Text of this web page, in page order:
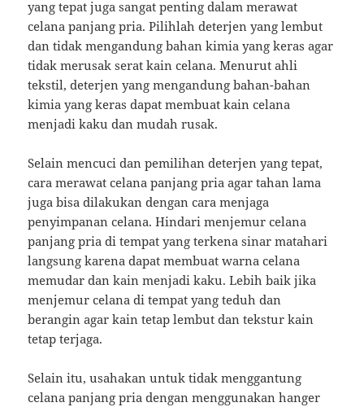
yang tepat juga sangat penting dalam merawat
celana panjang pria. Pilihlah deterjen yang lembut
dan tidak mengandung bahan kimia yang keras agar
tidak merusak serat kain celana. Menurut ahli
tekstil, deterjen yang mengandung bahan-bahan
kimia yang keras dapat membuat kain celana
menjadi kaku dan mudah rusak.
Selain mencuci dan pemilihan deterjen yang tepat,
cara merawat celana panjang pria agar tahan lama
juga bisa dilakukan dengan cara menjaga
penyimpanan celana. Hindari menjemur celana
panjang pria di tempat yang terkena sinar matahari
langsung karena dapat membuat warna celana
memudar dan kain menjadi kaku. Lebih baik jika
menjemur celana di tempat yang teduh dan
berangin agar kain tetap lembut dan tekstur kain
tetap terjaga.
Selain itu, usahakan untuk tidak menggantung
celana panjang pria dengan menggunakan hanger